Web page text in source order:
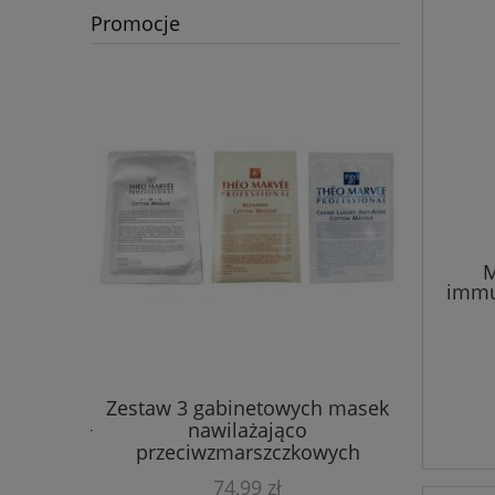
Promocje
Zestaw 3 gabinetowych masek
nawilażająco
przeciwzmarszczkowych
74,99 zł